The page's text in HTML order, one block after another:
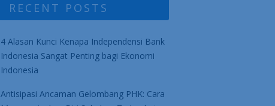
RECENT POSTS
4 Alasan Kunci Kenapa Independensi Bank
Indonesia Sangat Penting bagi Ekonomi
Indonesia
Antisipasi Ancaman Gelombang PHK: Cara